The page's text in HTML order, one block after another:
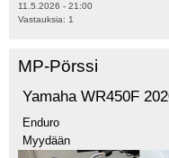
11.5.2026 - 21:00
Vastauksia: 1
MP-Pörssi
Yamaha WR450F
Enduro
Myydään